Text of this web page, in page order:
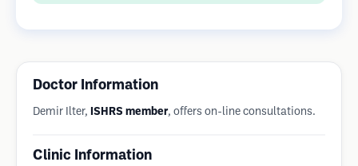
Doctor Information
Demir Ilter, ISHRS member, offers on-line consultations.
Clinic Information